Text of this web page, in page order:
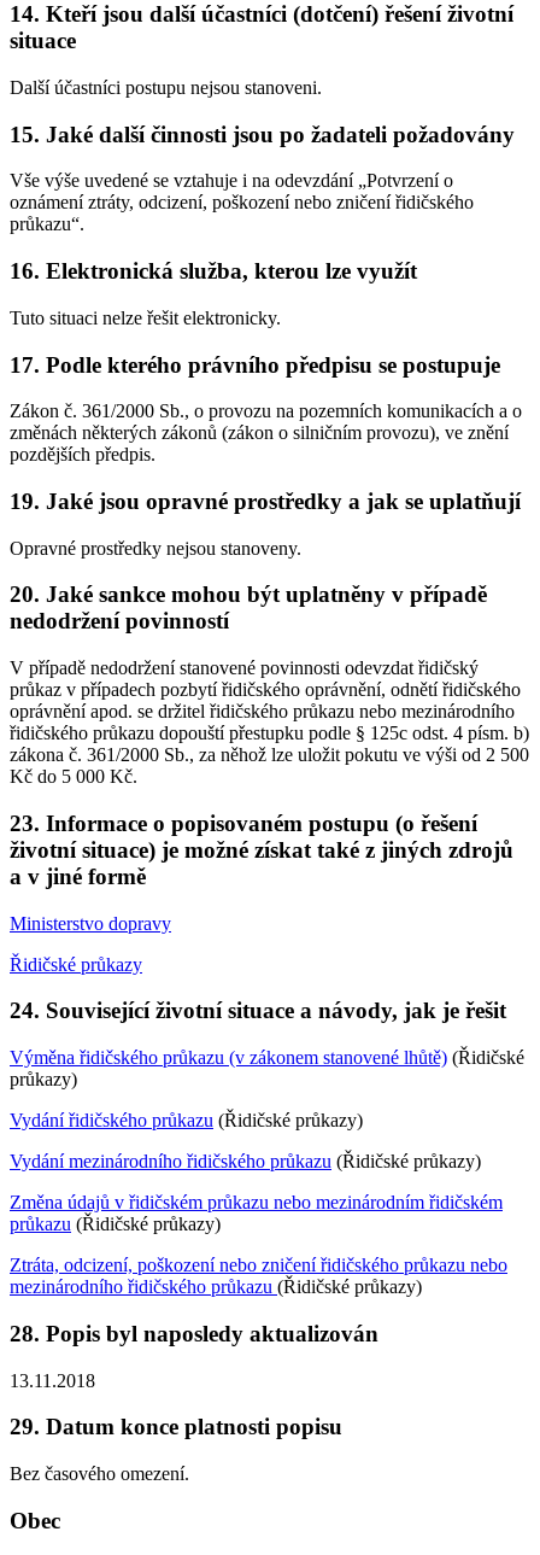
14. Kteří jsou další účastníci (dotčení) řešení životní
situace
Další účastníci postupu nejsou stanoveni.
15. Jaké další činnosti jsou po žadateli požadovány
Vše výše uvedené se vztahuje i na odevzdání „Potvrzení o
oznámení ztráty, odcizení, poškození nebo zničení řidičského
průkazu“.
16. Elektronická služba, kterou lze využít
Tuto situaci nelze řešit elektronicky.
17. Podle kterého právního předpisu se postupuje
Zákon č. 361/2000 Sb., o provozu na pozemních komunikacích a o
změnách některých zákonů (zákon o silničním provozu), ve znění
pozdějších předpis.
19. Jaké jsou opravné prostředky a jak se uplatňují
Opravné prostředky nejsou stanoveny.
20. Jaké sankce mohou být uplatněny v případě
nedodržení povinností
V případě nedodržení stanovené povinnosti odevzdat řidičský
průkaz v případech pozbytí řidičského oprávnění, odnětí řidičského
oprávnění apod. se držitel řidičského průkazu nebo mezinárodního
řidičského průkazu dopouští přestupku podle § 125c odst. 4 písm. b)
zákona č. 361/2000 Sb., za něhož lze uložit pokutu ve výši od 2 500
Kč do 5 000 Kč.
23. Informace o popisovaném postupu (o řešení
životní situace) je možné získat také z jiných zdrojů
a v jiné formě
Ministerstvo dopravy
Řidičské průkazy
24. Související životní situace a návody, jak je řešit
Výměna řidičského průkazu (v zákonem stanovené lhůtě) (Řidičské
průkazy)
Vydání řidičského průkazu (Řidičské průkazy)
Vydání mezinárodního řidičského průkazu (Řidičské průkazy)
Změna údajů v řidičském průkazu nebo mezinárodním řidičském
průkazu (Řidičské průkazy)
Ztráta, odcizení, poškození nebo zničení řidičského průkazu nebo
mezinárodního řidičského průkazu (Řidičské průkazy)
28. Popis byl naposledy aktualizován
13.11.2018
29. Datum konce platnosti popisu
Bez časového omezení.
Obec